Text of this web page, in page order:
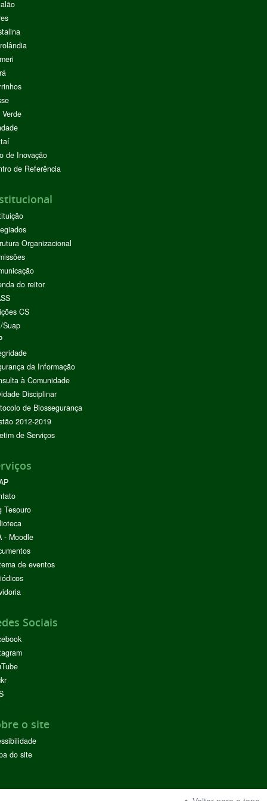
de Inovação
de Referência
Organizacional
do reitor
CS
Suap
da Informação
à Comunidade
Disciplinar
de Biossegurança
2012-2019
de Serviços
Tesouro
- Moodle
de eventos
Sociais
o site
do site